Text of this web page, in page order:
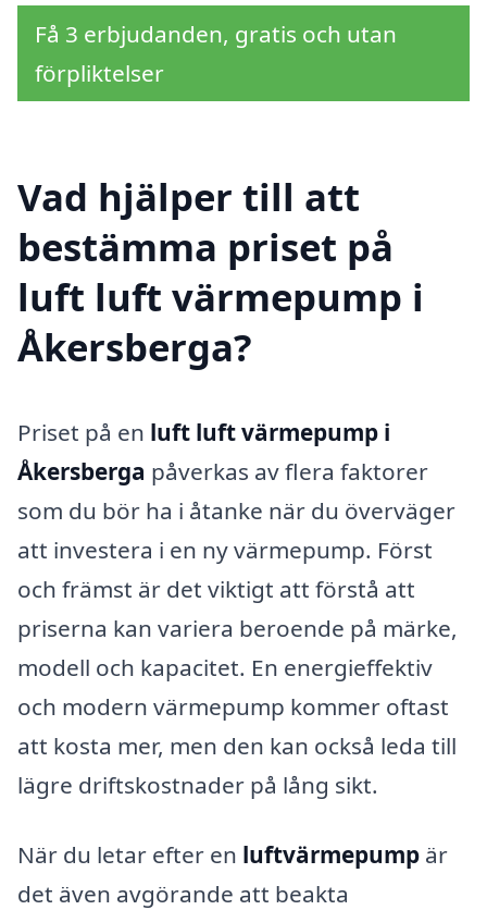
Få 3 erbjudanden, gratis och utan
förpliktelser
Vad hjälper till att
bestämma priset på
luft luft värmepump i
Åkersberga?
Priset på en luft luft värmepump i
Åkersberga påverkas av flera faktorer
som du bör ha i åtanke när du överväger
att investera i en ny värmepump. Först
och främst är det viktigt att förstå att
priserna kan variera beroende på märke,
modell och kapacitet. En energieffektiv
och modern värmepump kommer oftast
att kosta mer, men den kan också leda till
lägre driftskostnader på lång sikt.
När du letar efter en luftvärmepump är
det även avgörande att beakta